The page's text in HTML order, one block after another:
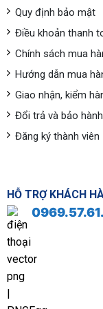
Quy định bảo mật
Điều khoản thanh
Chính sách mua
Hướng dẫn mua
Giao nhận, kiểm
Đổi trả và bảo hành
Đăng ký thành viên
HỖ TRỢ KHÁCH